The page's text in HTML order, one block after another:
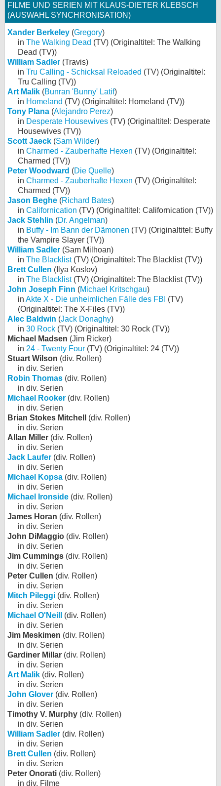
FILME UND SERIEN MIT KLAUS-DIETER KLEBSCH
(AUSWAHL SYNCHRONISATION)
Xander Berkeley (Gregory)
in The Walking Dead (TV) (Originaltitel: The Walking
Dead (TV))
William Sadler (Travis)
in Tru Calling - Schicksal Reloaded (TV) (Originaltitel:
Tru Calling (TV))
Art Malik (Bunran 'Bunny' Latif)
in Homeland (TV) (Originaltitel: Homeland (TV))
Tony Plana (Alejandro Perez)
in Desperate Housewives (TV) (Originaltitel: Desperate
Housewives (TV))
Scott Jaeck (Sam Wilder)
in Charmed - Zauberhafte Hexen (TV) (Originaltitel:
Charmed (TV))
Peter Woodward (Die Quelle)
in Charmed - Zauberhafte Hexen (TV) (Originaltitel:
Charmed (TV))
Jason Beghe (Richard Bates)
in Californication (TV) (Originaltitel: Californication (TV))
Jack Stehlin (Dr. Angelman)
in Buffy - Im Bann der Dämonen (TV) (Originaltitel: Buffy
the Vampire Slayer (TV))
William Sadler (Sam Milhoan)
in The Blacklist(TV) (Originaltitel: The Blacklist (TV))
Brett Cullen (Ilya Koslov)
in The Blacklist(TV) (Originaltitel: The Blacklist (TV))
John Joseph Finn (Michael Kritschgau)
in Akte X - Die unheimlichen Fälle des FBI (TV)
(Originaltitel: The X-Files (TV))
Alec Baldwin (Jack Donaghy)
in 30 Rock (TV) (Originaltitel: 30 Rock (TV))
Michael Madsen (Jim Ricker)
in 24 - Twenty Four (TV) (Originaltitel: 24 (TV))
Stuart Wilson (div. Rollen)
in div. Serien
Robin Thomas (div. Rollen)
in div. Serien
Michael Rooker (div. Rollen)
in div. Serien
Brian Stokes Mitchell
(div. Rollen)
in div. Serien
Allan Miller (div. Rollen)
in div. Serien
Jack Laufer (div. Rollen)
in div. Serien
Michael Kopsa (div. Rollen)
in div. Serien
Michael Ironside (div. Rollen)
in div. Serien
James Horan (div. Rollen)
in div. Serien
John DiMaggio (div. Rollen)
in div. Serien
Jim Cummings (div. Rollen)
in div. Serien
Peter Cullen (div. Rollen)
in div. Serien
Mitch Pileggi (div. Rollen)
in div. Serien
Michael O'Neill
(div. Rollen)
in div. Serien
Jim Meskimen (div. Rollen)
in div. Serien
Gardiner Millar (div. Rollen)
in div. Serien
Art Malik (div. Rollen)
in div. Serien
John Glover (div. Rollen)
in div. Serien
Timothy V. Murphy (div. Rollen)
in div. Serien
William Sadler (div. Rollen)
in div. Serien
Brett Cullen (div. Rollen)
in div. Serien
Peter Onorati (div. Rollen)
in div. Filme